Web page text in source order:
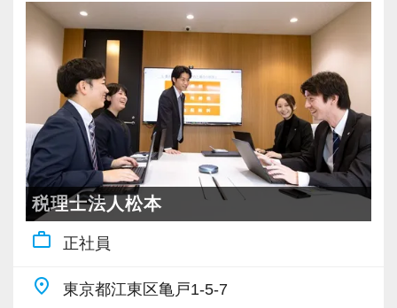
100%です。
また、残業をしないための仕組みとして、朝メ
ール・夕メールという業務日報を実施。
予定と実績にズレが生じていないかチェックす
ることで、見通しを立てて仕事をするスキルを
身につけます。
さらに、繁忙期に仕事が偏らないよう、社内で
調整をかけて、年間を通して業務を平準化して
います。
以上/月残業したスタッフも3年間で1人（1回だ
充実した実務重視のOJTで、安心して職務経験
と知識をゼロから身に付けられます！
税務・会計の経験と知識を磨きながらステップ
アップを目指しませんか？
【対象業種100種以上！節税・融資・税務調査に
強い税理士法人です】
創業以来17年連続増収増益、顧問先数2500以
上、全国6拠点で安定的に成長中です。
お客様に事務所までご来社いただく来所型サー
います。
税理士法人松本
work_outline 正社員
place 東京都江東区亀戸1-5-7